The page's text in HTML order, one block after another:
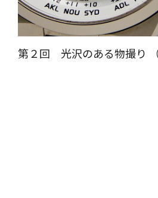
第２回 光沢のある物撮り